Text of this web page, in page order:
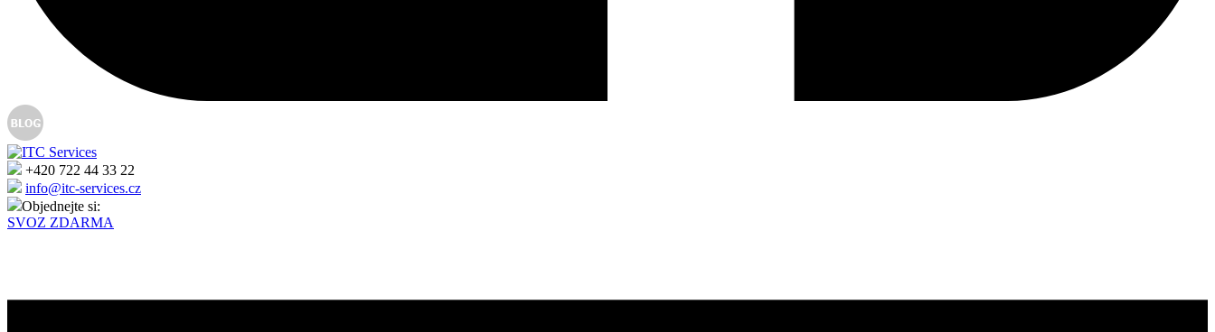
+420 722 44 33 22
info@itc-services.cz
Objednejte si:
SVOZ ZDARMA